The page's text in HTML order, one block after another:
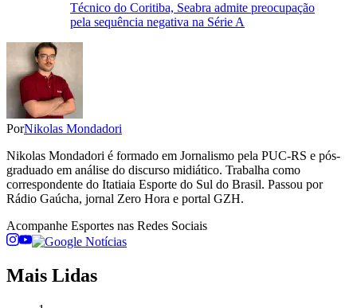
Técnico do Coritiba, Seabra admite preocupação
pela sequência negativa na Série A
PorNikolas Mondadori
Nikolas Mondadori é formado em Jornalismo pela PUC-RS e pós-
graduado em análise do discurso midiático. Trabalha como
correspondente do Itatiaia Esporte do Sul do Brasil. Passou por
Rádio Gaúcha, jornal Zero Hora e portal GZH.
Acompanhe Esportes nas Redes Sociais
Mais Lidas